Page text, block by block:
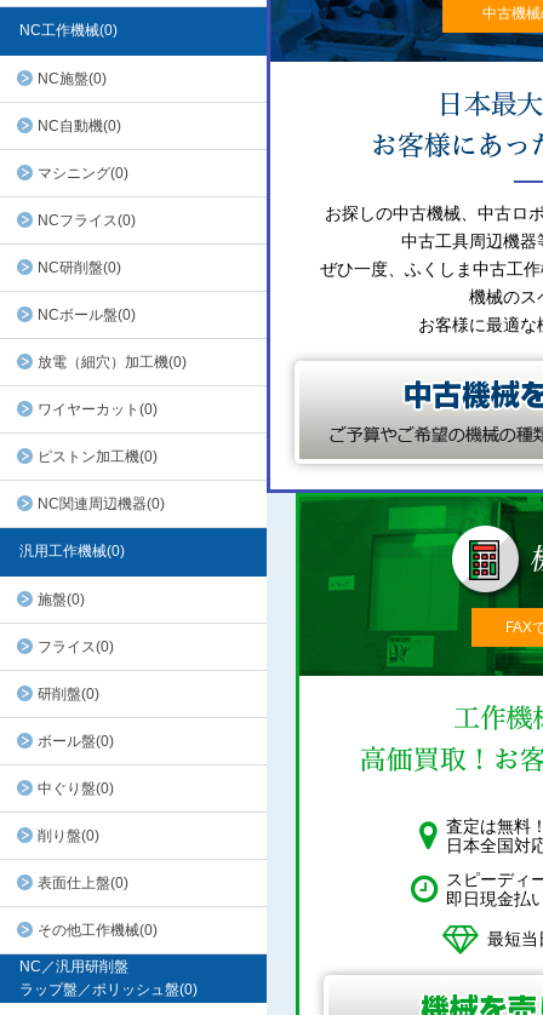
NC工作機械(0)
NC施盤(0)
NC自動機(0)
マシニング(0)
NCフライス(0)
NC研削盤(0)
NCボール盤(0)
放電（細穴）加工機(0)
ワイヤーカット(0)
ピストン加工機(0)
NC関連周辺機器(0)
汎用工作機械(0)
施盤(0)
フライス(0)
研削盤(0)
ボール盤(0)
中ぐり盤(0)
削り盤(0)
表面仕上盤(0)
その他工作機械(0)
NC／汎用研削盤
ラップ盤／ポリッシュ盤(0)
中古機
お探しの中古機械、中古ロ
中古工具周辺機器
ぜひ一度、ふくしま中古工
機械のス
お客様に最適
FAX
査定は無料
日本全国対
スピーディ
即日現金払
最短当